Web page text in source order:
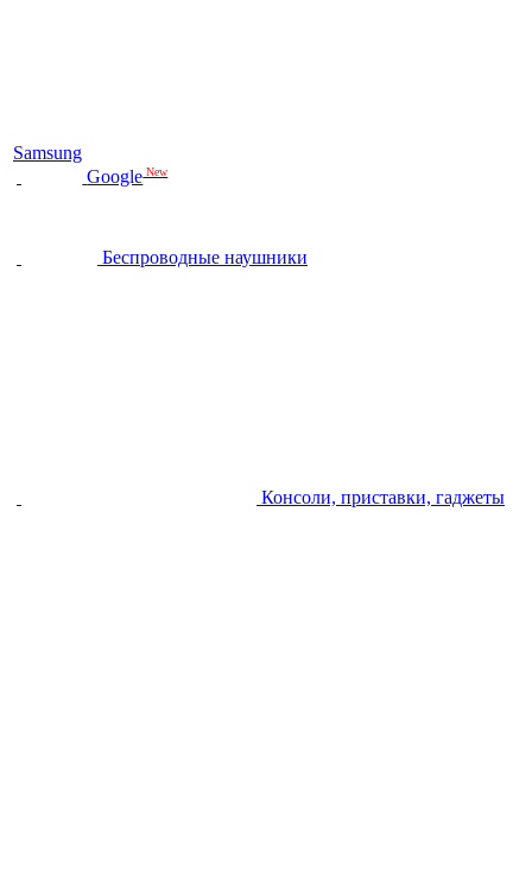
Samsung
Google New
Беспроводные наушники
Консоли, приставки, гаджеты